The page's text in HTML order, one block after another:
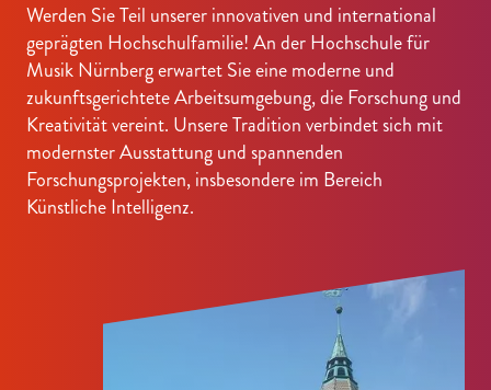
Werden Sie Teil unserer innovativen und international
geprägten Hochschulfamilie! An der Hochschule für
Musik Nürnberg erwartet Sie eine moderne und
zukunftsgerichtete Arbeitsumgebung, die Forschung und
Kreativität vereint. Unsere Tradition verbindet sich mit
modernster Ausstattung und spannenden
Forschungsprojekten, insbesondere im Bereich
Künstliche Intelligenz.